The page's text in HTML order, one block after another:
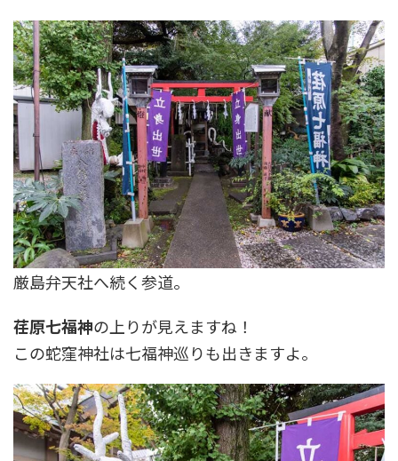
厳島弁天社へ続く参道。
荏原七福神の上りが見えますね！
この蛇窪神社は七福神巡りも出きますよ。